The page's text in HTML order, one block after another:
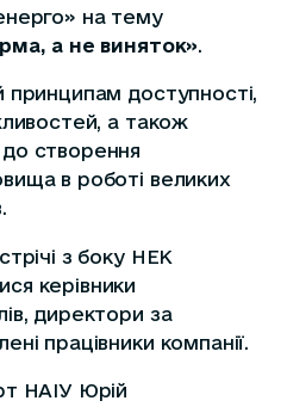
на тему
а не виняток».
принципам доступності,
а також
створення
в роботі великих
з боку НЕК
керівники
директори за
працівники компанії.
НАІУ Юрій